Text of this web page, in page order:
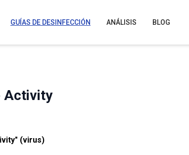
GUÍAS DE DESINFECCIÓN ANÁLISIS BLOG
Activity
(virus)